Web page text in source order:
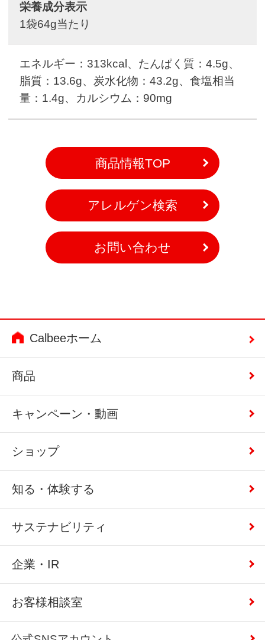
栄養成分表示
1袋64g当たり
エネルギー：313kcal、たんぱく質：4.5g、
脂質：13.6g、炭水化物：43.2g、食塩相当
量：1.4g、カルシウム：90mg
商品情報TOP
アレルゲン検索
お問い合わせ
Calbeeホーム
商品
キャンペーン・動画
ショップ
知る・体験する
サステナビリティ
企業・IR
お客様相談室